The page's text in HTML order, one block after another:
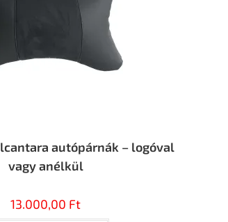
autópárnák – logóval
vagy anélkül
13.000,00 Ft